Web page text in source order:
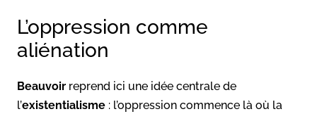
L’oppression comme
aliénation
Beauvoir reprend ici une idée centrale de
l’existentialisme : l’oppression commence là où la